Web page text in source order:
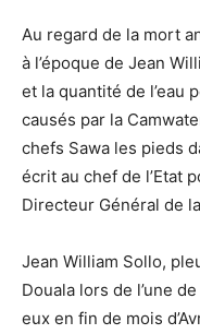
Au regard de la mort
à l’époque de Jean
et la quantité de l’eau
causés par la
chefs Sawa les pieds
écrit au chef de l’Etat
Directeur Général de
Jean William Sollo,
Douala lors de l’une
eux en fin de mois